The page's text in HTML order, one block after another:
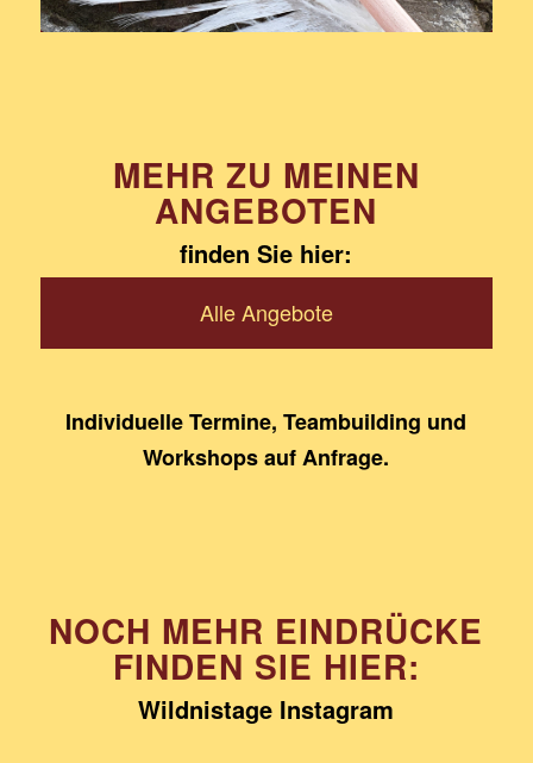
MEHR ZU MEINEN
ANGEBOTEN
finden Sie hier:
Alle Angebote
Individuelle Termine, Teambuilding und
Workshops auf Anfrage.
NOCH MEHR EINDRÜCKE
FINDEN SIE HIER:
Wildnistage Instagram